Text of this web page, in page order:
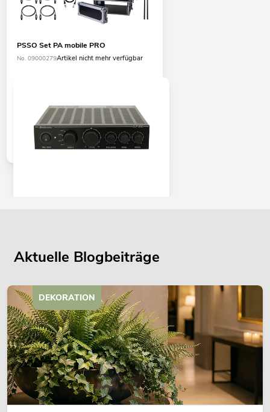
PSSO Set PA mobile PRO
No. 09000279Artikel nicht mehr verfügbar
OMNITRONIC DJP-700P Class-D
Verstärker
No. 10451602 Artikel nicht mehr verfügbar
Aktuelle Blogbeiträge
DEKORATION